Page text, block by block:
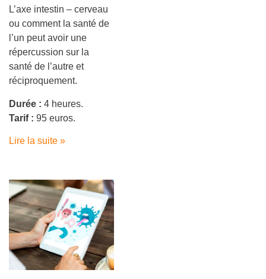
L’axe intestin – cerveau
ou comment la santé de
l’un peut avoir une
répercussion sur la
santé de l’autre et
réciproquement.
Durée : 4 heures.
Tarif : 95 euros.
Lire la suite »